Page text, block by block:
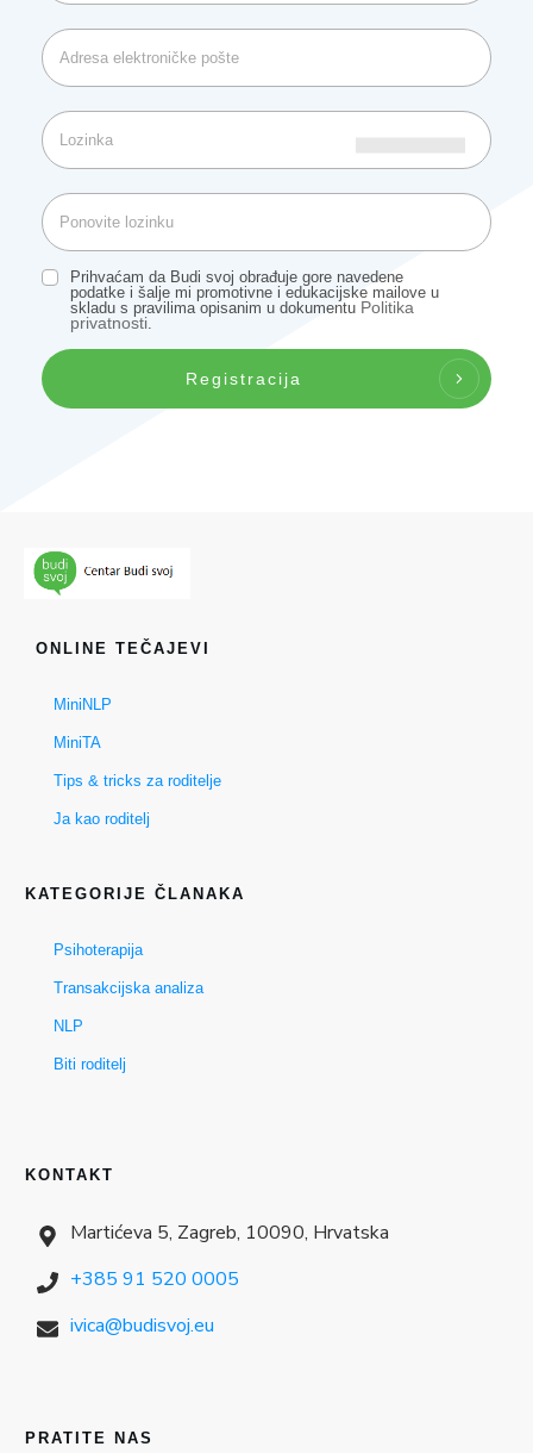
Prihvaćam da Budi svoj obrađuje gore navedene
podatke i šalje mi promotivne i edukacijske mailove u
skladu s pravilima opisanim u dokumentu Politika
privatnosti
Registracija
ONLINE TEČAJEVI
MiniNLP
MiniTA
Tips & tricks za roditelje
Ja kao roditelj
KATEGORIJE ČLANAKA
Psihoterapija
Transakcijska analiza
NLP
Biti roditelj
KONTAKT
Martićeva 5, Zagreb, 10090, Hrvatska
+385 91 520 0005
ivica@budisvoj.eu
PRATITE NAS